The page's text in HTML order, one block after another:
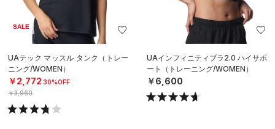
SALE
UAテック マッスル タンク（トレー
ニング/WOMEN）
￥2,772 30%OFF
￥3,960
UAインフィニティブラ2.0 ハイサポ
ート（トレーニング/WOMEN）
￥6,600